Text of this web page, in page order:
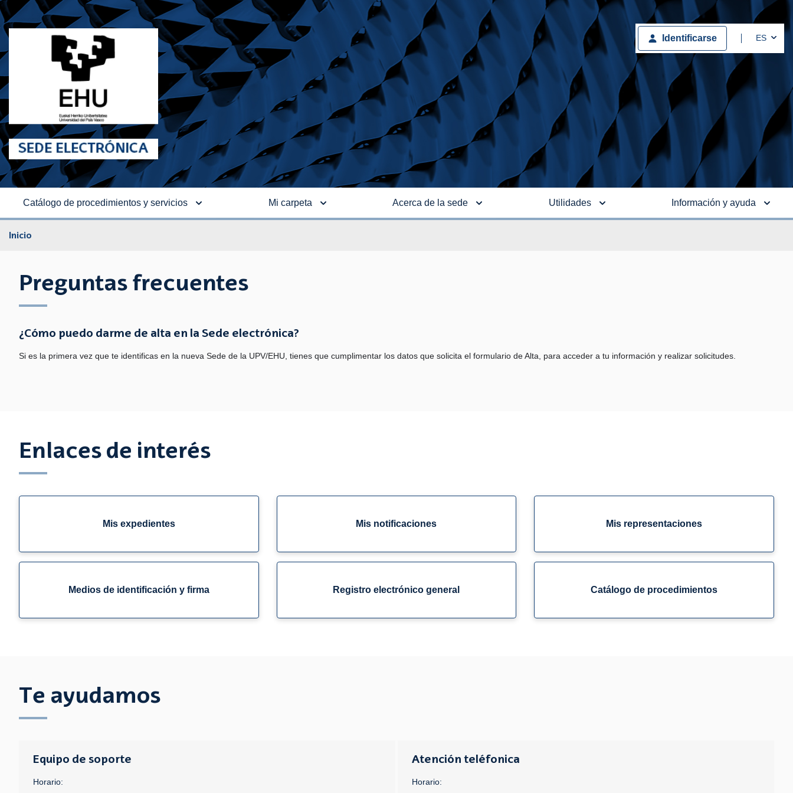
ES
Identificarse
Catálogo de procedimientos y servicios Mi carpeta Acerca de la sede Utilidades Información y ayuda
Inicio
Preguntas frecuentes
¿Cómo puedo darme de alta en la Sede electrónica?
Si es la primera vez que te identificas en la nueva Sede de la UPV/EHU, tienes que cumplimentar los datos que solicita el formulario de Alta, para acceder a tu información y realizar solicitudes.
Enlaces de interés
Mis expedientes Mis notificaciones Mis representaciones
Medios de identificación y firma Registro electrónico general Catálogo de procedimientos
Te ayudamos
Equipo de soporte
Horario:
Atención teléfonica
Horario: